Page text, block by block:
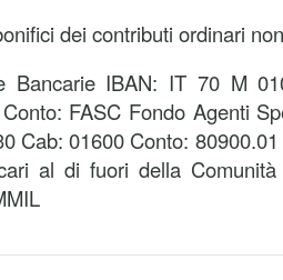
dei contributi ordinari
Bancarie IBAN: IT 70 M
FASC Fondo Agenti
Cab: 01600 Conto:
al di fuori della Comunità